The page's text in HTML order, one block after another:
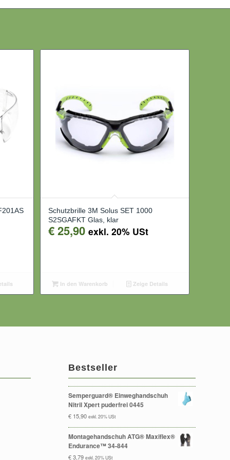
Schutzbrille 3M Solus SET 1000
S2SGAFKT Glas, klar
€25,90 exkl. 20% USt
In den Warenkorb Zeige Details
Bestseller
Semperguard® Einweghandschuh
Nitril Xpert puderfrei 0445
€15,90 exkl. 20% USt
Montagehandschuh ATG® Maxiflex®
Endurance™ 34-844
€3,79 exkl. 20% USt